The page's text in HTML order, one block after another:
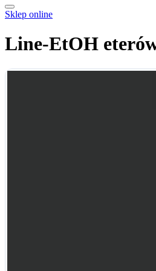
Sklep online
Line-EtOH